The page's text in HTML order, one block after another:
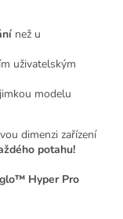
než u
uživatelským
modelu
dimenzi zařízení
potahu!
Hyper Pro